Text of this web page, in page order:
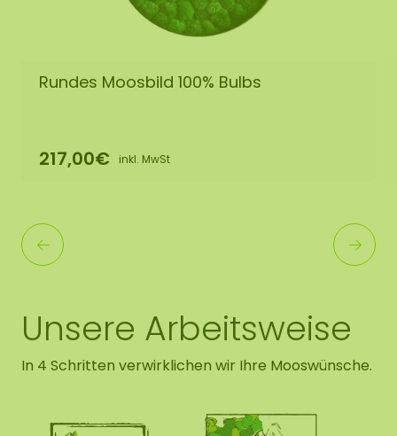
Rundes Moosbild 100% Bulbs
217,00€ inkl. MwSt
Unsere Arbeitsweise
In 4 Schritten verwirklichen wir Ihre Mooswünsche.